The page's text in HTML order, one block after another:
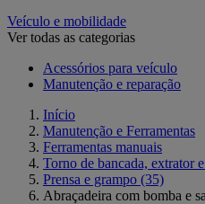
Veículo e mobilidade
Ver todas as categorias
Acessórios para veículo
Manutenção e reparação
Início
Manutenção e Ferramentas
Ferramentas manuais
Torno de bancada, extrator
Prensa e grampo (35)
Abraçadeira com bomba e